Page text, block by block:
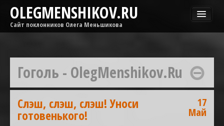
OLEGMENSHIKOV.RU
Сайт поклонников Олега Меньшикова
Афиша
Гастроли
Медиа
ОМГ
Фильмы
Гоголь - OlegMenshikov.Ru
Слэш, слэш, слэш! Уноси
готовенького!
17
Май